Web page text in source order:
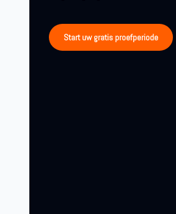
Start uw gratis proefperiode